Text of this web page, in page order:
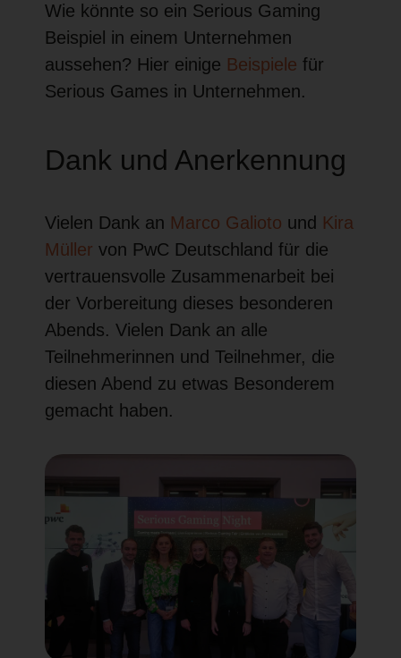
Wie könnte so ein Serious Gaming
Beispiel in einem Unternehmen
aussehen? Hier einige Beispiele für
Serious Games in Unternehmen.
Dank und Anerkennung
Vielen Dank an Marco Galioto und Kira
Müller von PwC Deutschland für die
vertrauensvolle Zusammenarbeit bei
der Vorbereitung dieses besonderen
Abends. Vielen Dank an alle
Teilnehmerinnen und Teilnehmer, die
diesen Abend zu etwas Besonderem
gemacht haben.